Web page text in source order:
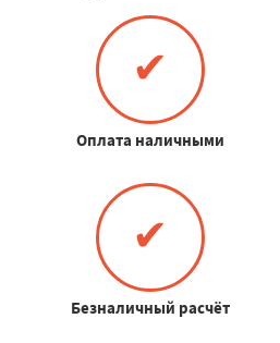
✔
Оплата наличными
✔
Безналичный расчёт